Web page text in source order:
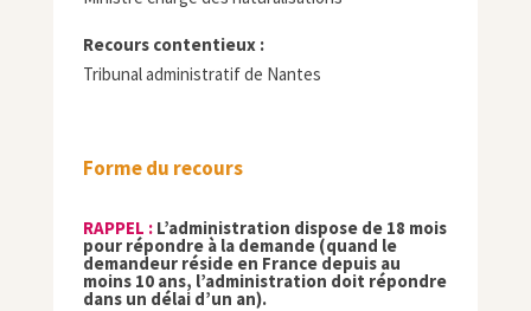
Recours contentieux :
Tribunal administratif de Nantes
Forme du recours
RAPPEL :L’administration dispose de 18 mois
pour répondre à la demande (quand le
demandeur réside en France depuis au
moins 10 ans, l’administration doit répondre
dans un délai d’un an).